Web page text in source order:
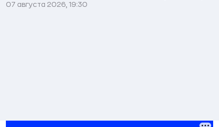
07 августа 2026, 19:30